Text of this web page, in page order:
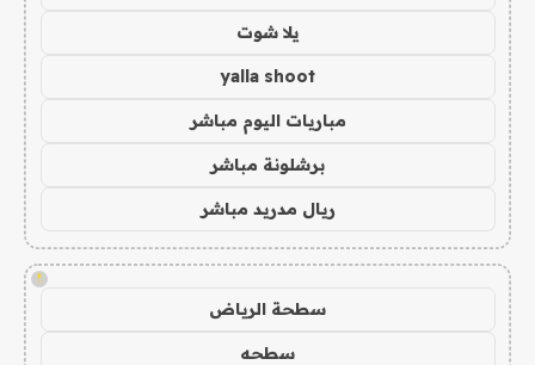
يلا شوت
yalla shoot
مباريات اليوم مباشر
برشلونة مباشر
ريال مدريد مباشر
!
سطحة الرياض
سطحه